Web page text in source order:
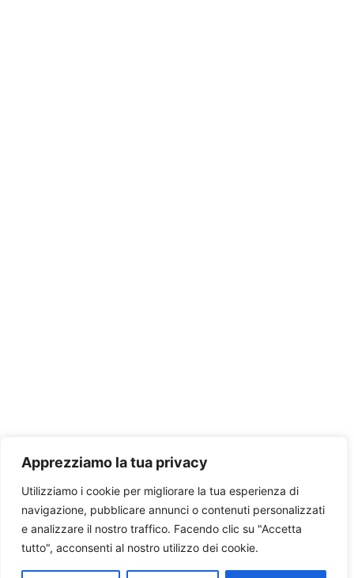
Apprezziamo la tua privacy
Utilizziamo i cookie per migliorare la tua esperienza di
navigazione, pubblicare annunci o contenuti personalizzati
e analizzare il nostro traffico. Facendo clic su "Accetta
tutto", acconsenti al nostro utilizzo dei cookie.